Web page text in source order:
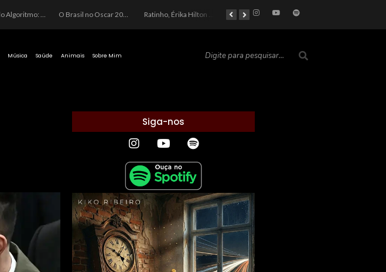
O Altar do Algoritmo: A Carência Humana e a Fabricação de Heróis no Brasil O Brasil no Oscar 2026: Entre a Cota do Politicamente Correto e a Realidade das Telas Ratinho, Érika Hilton e a Farsa Política: Quem Ganha com o Barulho no País de Bobson? As controvérsias que marcam o cenário político e econômico nacional
Música Saúde Animais Sobre Mim
Siga-nos